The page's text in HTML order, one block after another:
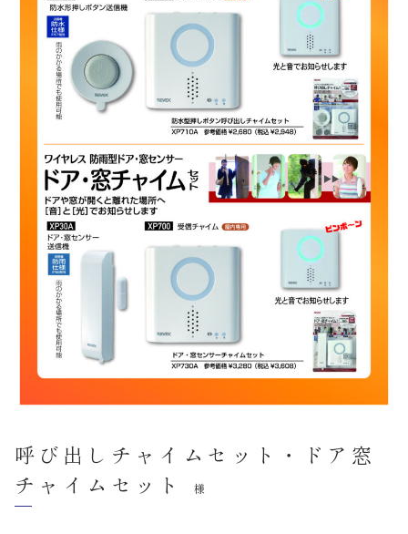
呼び出しチャイムセット・ドア窓
チャイムセット
様